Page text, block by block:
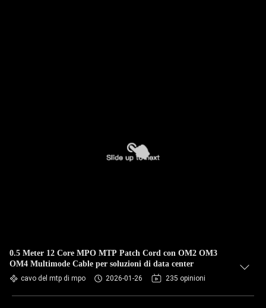
0.5 Meter 12 Core MPO MTP Patch Cord con OM2 OM3
OM4 Multimode Cable per soluzioni di data center
cavo del mtp di mpo 2026-01-26 235 opinioni